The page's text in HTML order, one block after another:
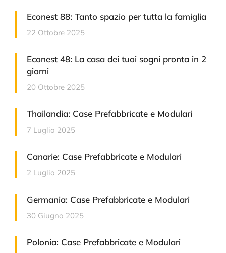
Econest 88: Tanto spazio per tutta la famiglia
22 Ottobre 2025
Econest 48: La casa dei tuoi sogni pronta in 2
giorni
20 Ottobre 2025
Thailandia: Case Prefabbricate e Modulari
7 Luglio 2025
Canarie: Case Prefabbricate e Modulari
2 Luglio 2025
Germania: Case Prefabbricate e Modulari
30 Giugno 2025
Polonia: Case Prefabbricate e Modulari